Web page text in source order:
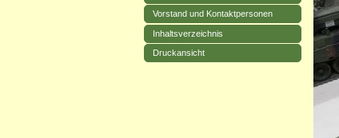
Vorstand und Kontaktpersonen
Inhaltsverzeichnis
Druckansicht